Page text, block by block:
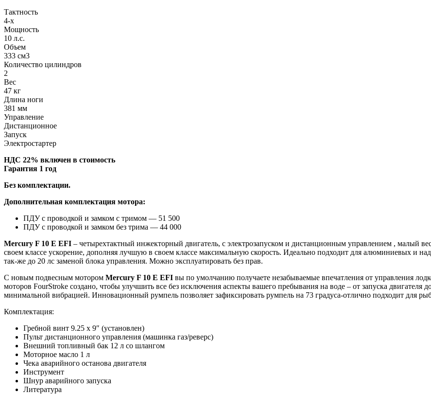
Тактность
4-х
Мощность
10 л.с.
Объем
333 см3
Количество цилиндров
2
Вес
47 кг
Длина ноги
381 мм
Управление
Дистанционное
Запуск
Электростартер
НДС 22% включен в стоимость
Гарантия 1 год
Без комплектации.
Дополнительная комплектация мотора:
ПДУ с проводкой и замком с тримом — 51 500
ПДУ с проводкой и замком без трима — 44 000
Mercury F 10 E EFI – четырехтактный инжекторный двигатель, с электрозапуском и дистанционным управлением , малый
своем классе ускорение, дополняя лучшую в своем классе максимальную скорость. Идеально подходит для алюминиевых и
так-же до 20 лс заменой блока управления. Можно эксплуатировать без прав.
С новым подвесным мотором Mercury F 10 E EFI вы по умолчанию получаете незабываемые впечатления от управления
моторов FourStroke создано, чтобы улучшить все без исключения аспекты вашего пребывания на воде – от запуска
минимальной вибрацией. Инновационный румпель позволяет зафиксировать румпель на 73 градуса-отлично подходит для
Комплектация:
Гребной винт 9.25 x 9″ (установлен)
Пульт дистанционного управления (машинка газ/реверс)
Внешний топливный бак 12 л со шлангом
Моторное масло 1 л
Чека аварийного останова двигателя
Инструмент
Шнур аварийного запуска
Литература